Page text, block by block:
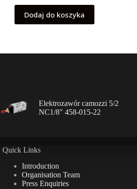
Dodaj do koszyka
Elektrozawór camozzi 5/2
NC1/8″ 458-015-22
Quick Links
Introduction
Organisation Team
Press Enquiries